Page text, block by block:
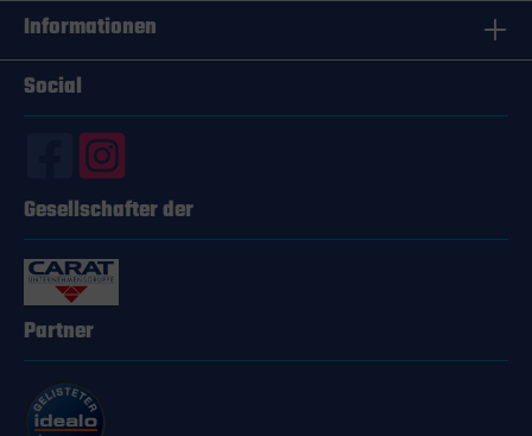
Informationen
Social
Gesellschafter der
Partner